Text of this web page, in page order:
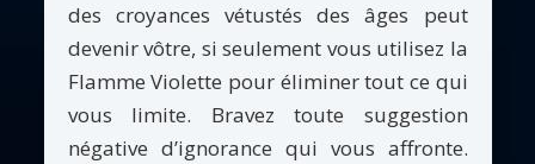
des croyances vétustés des âges peut
devenir vôtre, si seulement vous utilisez la
Flamme Violette pour éliminer tout ce qui
vous limite. Bravez toute suggestion
négative d’ignorance qui vous affronte.